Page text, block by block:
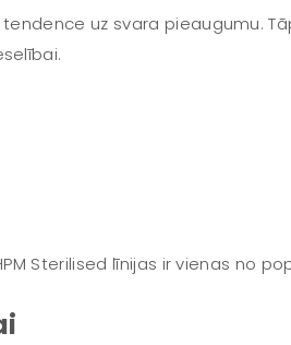
uz svara pieaugumu.
Sterilised līnijas ir vienas no